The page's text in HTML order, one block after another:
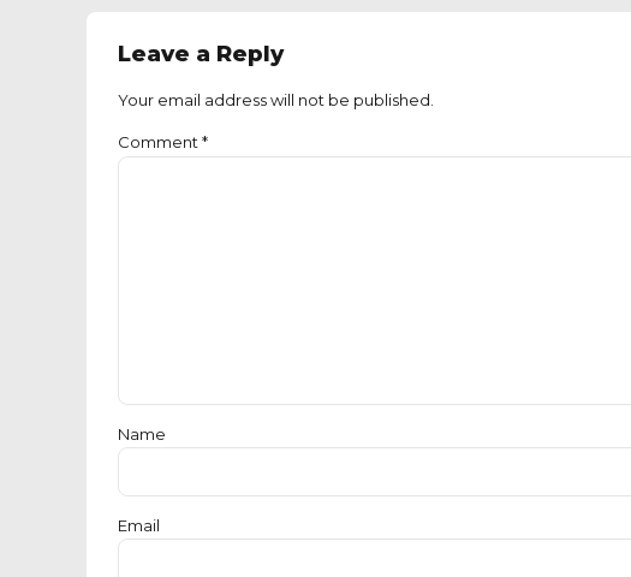
Leave a Reply
Your email address will not be published.
Comment *
Name
Email